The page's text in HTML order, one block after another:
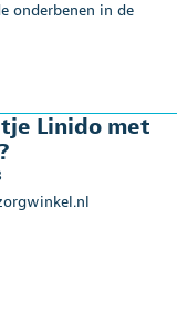
onderbenen in de
Linido met